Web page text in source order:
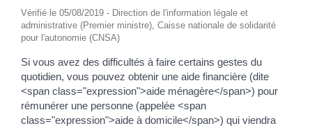
Vérifié le 05/08/2019 - Direction de l'information légale et
administrative (Premier ministre), Caisse nationale de solidarité
pour l'autonomie (CNSA)
Si vous avez des difficultés à faire certains gestes du
quotidien, vous pouvez obtenir une aide financière (dite
<span class="expression">aide ménagère</span>) pour
rémunérer une personne (appelée <span
class="expression">aide à domicile</span>) qui viendra